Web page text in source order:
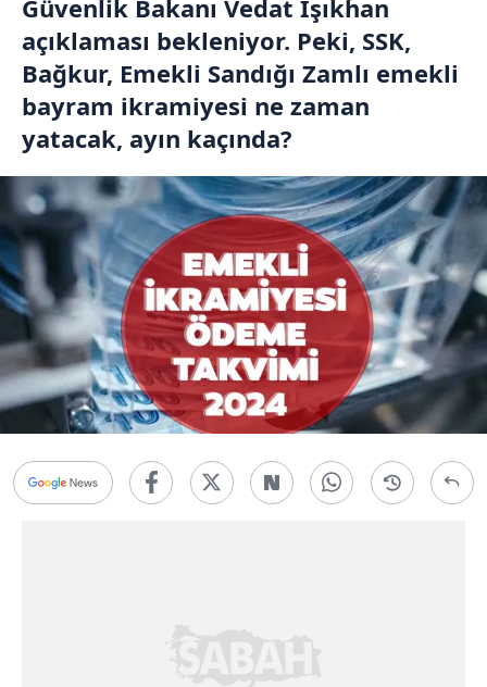
Güvenlik Bakanı Vedat Işıkhan
açıklaması bekleniyor. Peki, SSK,
Bağkur, Emekli Sandığı Zamlı emekli
bayram ikramiyesi ne zaman
yatacak, ayın kaçında?